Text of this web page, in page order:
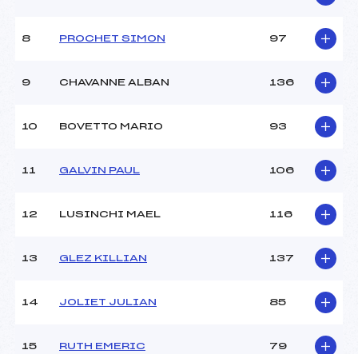
Ouvreurs D :
Météo :
DURE
Nombre de portes :
Traceur :
Ouvreurs C :
Ouvreurs E :
8 PROCHET SIMON 97
9 CHAVANNE ALBAN 136
10 BOVETTO MARIO 93
11 GALVIN PAUL 106
12 LUSINCHI MAEL 116
13 GLEZ KILLIAN 137
14 JOLIET JULIAN 85
15 RUTH EMERIC 79